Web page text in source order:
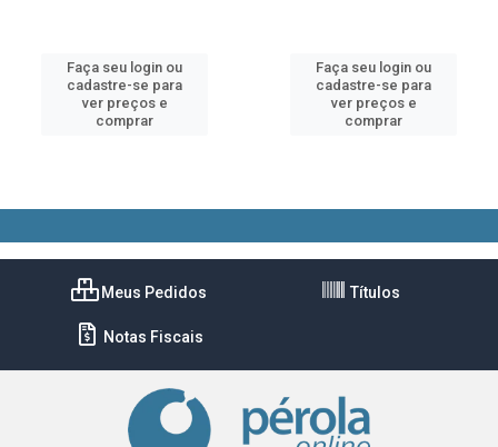
Faça seu login ou
cadastre-se para
ver preços e
comprar
Faça seu login ou
cadastre-se para
ver preços e
comprar
Meus Pedidos Títulos
Notas Fiscais